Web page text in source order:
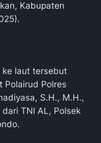
Kabupaten
ke laut tersebut
Polairud Polres
S.H., M.H.,
TNI AL, Polsek